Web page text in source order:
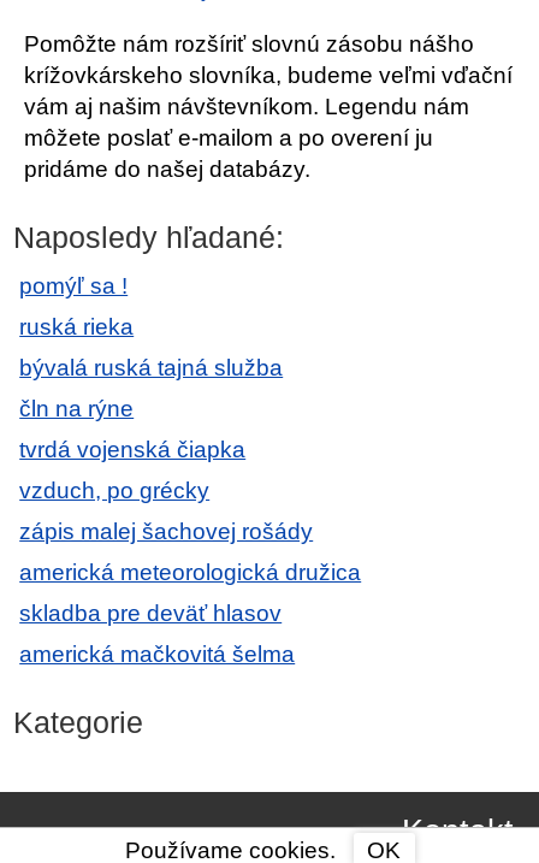
Pomôžte nám rozšíriť slovnú zásobu nášho
krížovkárskeho slovníka, budeme veľmi vďační
vám aj našim návštevníkom. Legendu nám
môžete poslať e-mailom a po overení ju
pridáme do našej databázy.
Naposledy hľadané:
pomýľ sa !
ruská rieka
bývalá ruská tajná služba
čln na rýne
tvrdá vojenská čiapka
vzduch, po grécky
zápis malej šachovej rošády
americká meteorologická družica
skladba pre deväť hlasov
americká mačkovitá šelma
Kategorie
Kontakt
Používame cookies. OK